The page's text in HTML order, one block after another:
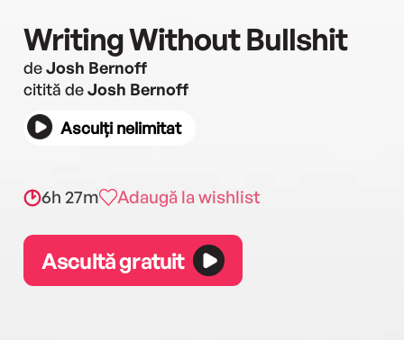
Writing Without Bullshit
deJosh Bernoff
citită deJosh Bernoff
Asculți nelimitat
6h 27m Adaugă la wishlist
Ascultă gratuit